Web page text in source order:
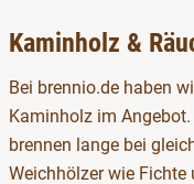
Kaminholz &
Bei brennio.de haben
Kaminholz im
brennen lange bei
Weichhölzer wie